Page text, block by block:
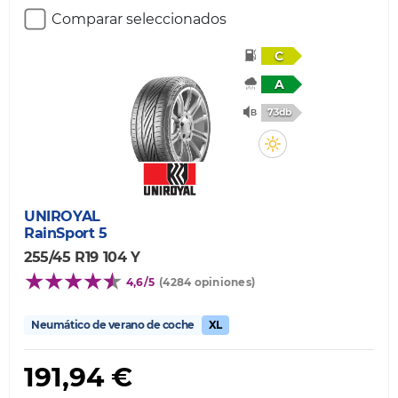
Comparar seleccionados
C
A
73db
UNIROYAL
RainSport 5
255/45 R19 104 Y
4,6/5 (4284 opiniones)
Neumático de verano de coche XL
191,94 €